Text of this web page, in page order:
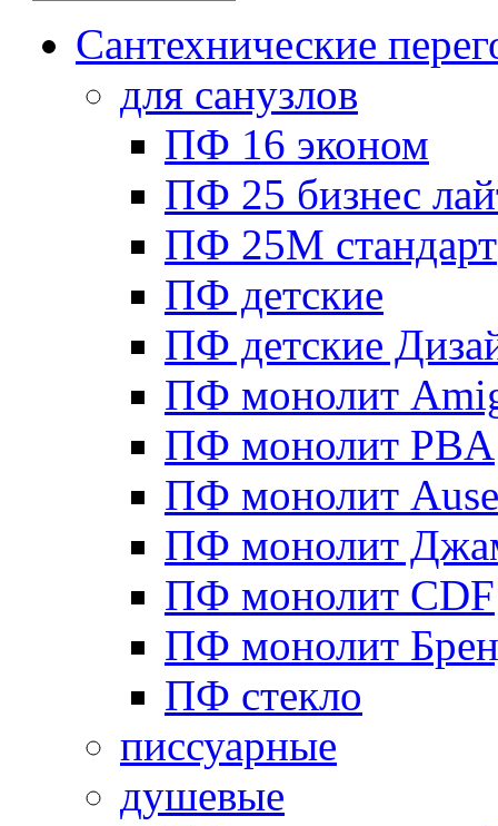
Сантехнические
для санузлов
ПФ 16 эконом
ПФ 25 бизнес
ПФ 25М стандарт
ПФ детские
ПФ детские
ПФ монолит
ПФ монолит PBA
ПФ монолит
ПФ монолит
ПФ монолит CDF
ПФ монолит
ПФ стекло
писсуарные
душевые